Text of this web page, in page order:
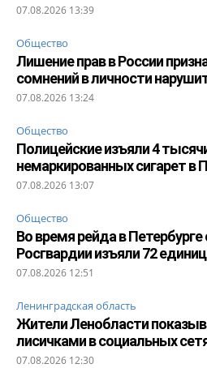
07.08.2026 13:39
Общество
Лишение прав в России
сомнений в личности
07.08.2026 13:24
Общество
Полицейские изъяли 4
немаркированных сигарет в
07.08.2026 13:07
Общество
Во время рейда в
Росгвардии изъяли 72
07.08.2026 12:51
Ленинградская область
Жители Ленобласти
лисичками в социальных
07.08.2026 12:30